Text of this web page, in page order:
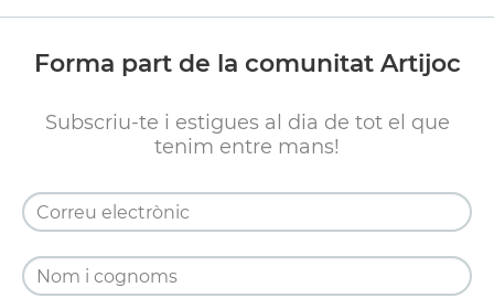
Forma part de la comunitat Artijoc
Subscriu-te i estigues al dia de tot el que
tenim entre mans!